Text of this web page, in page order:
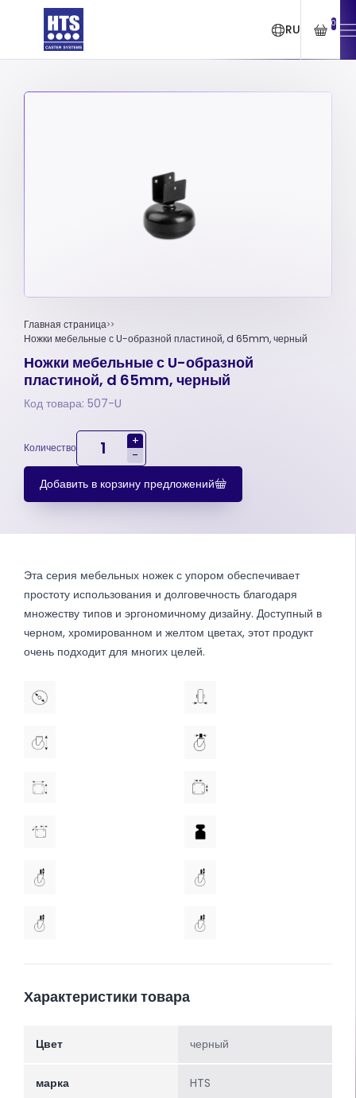
RU 0
Главная страница
Ножки мебельные с U-образной пластиной, d 65mm, черный
Ножки мебельные с U-образной
пластиной, d 65mm, черный
Код товара: 507-U
Количество
+
-
Добавить в корзину предложений
Эта серия мебельных ножек с упором обеспечивает
простоту использования и долговечность благодаря
множеству типов и эргономичному дизайну. Доступный в
черном, хромированном и желтом цветах, этот продукт
очень подходит для многих целей.
Характеристики товара
Цвет черный
марка HTS